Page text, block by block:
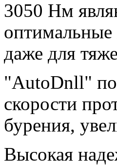
3050 Нм
оптимальные
даже для
"AutoDnll"
скорости
бурения,
Высокая